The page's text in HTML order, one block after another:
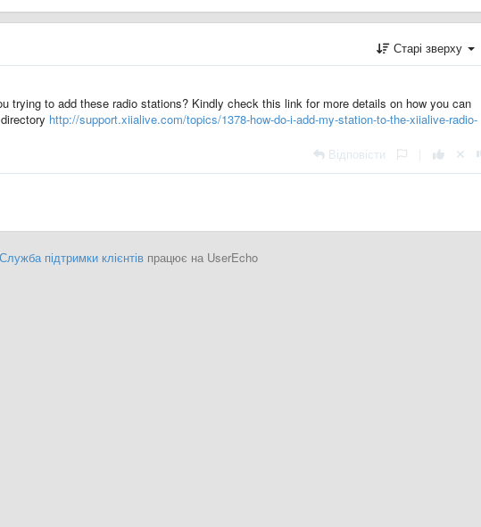
Старі зверху
trying to add these radio stations? Kindly check this link for more details on how you can
http://support.xiialive.com/topics/1378-how-do-i-add-my-station-to-the-xiialive-radio-
Відповісти
Служба підтримки клієнтівпрацює на UserEcho